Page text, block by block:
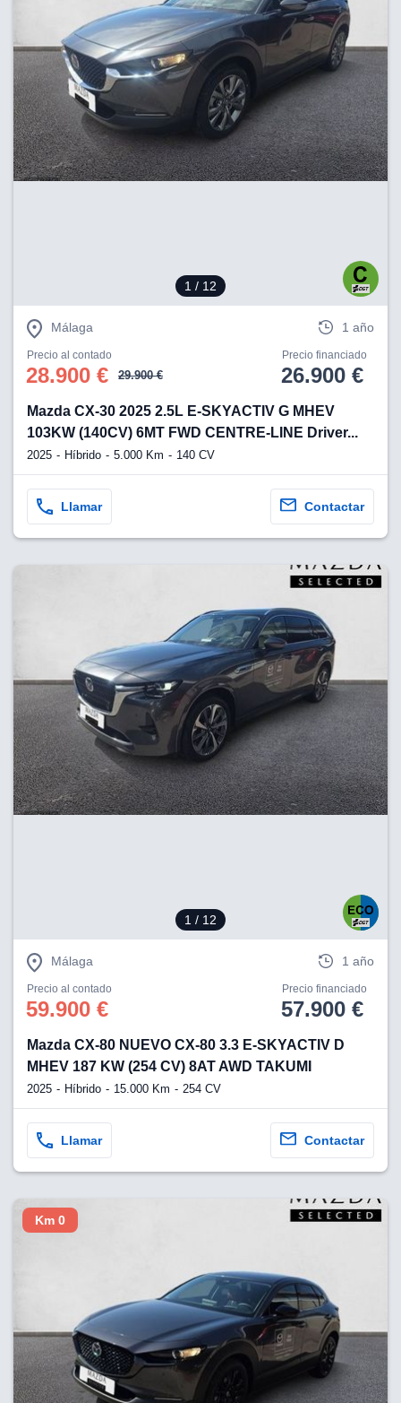
1 / 12
Málaga 1 año
Precio al contado
28.900 € 29.900 €
Precio financiado
26.900 €
Mazda CX-30 2025 2.5L E-SKYACTIV G MHEV
103KW (140CV) 6MT FWD CENTRE-LINE Driver...
2025 Híbrido 5.000 Km 140 CV
Llamar Contactar
1 / 12
Málaga 1 año
Precio al contado
59.900 €
Precio financiado
57.900 €
Mazda CX-80 NUEVO CX-80 3.3 E-SKYACTIV D
MHEV 187 KW (254 CV) 8AT AWD TAKUMI
2025 Híbrido 15.000 Km 254 CV
Llamar Contactar
Km 0